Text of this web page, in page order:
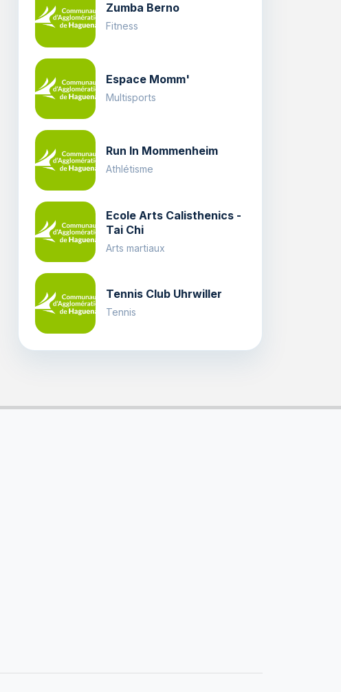
Zumba Berno
Fitness
Espace Momm'
Multisports
Run In Mommenheim
Athlétisme
Ecole Arts Calisthenics -
Tai Chi
Arts martiaux
Tennis Club Uhrwiller
Tennis